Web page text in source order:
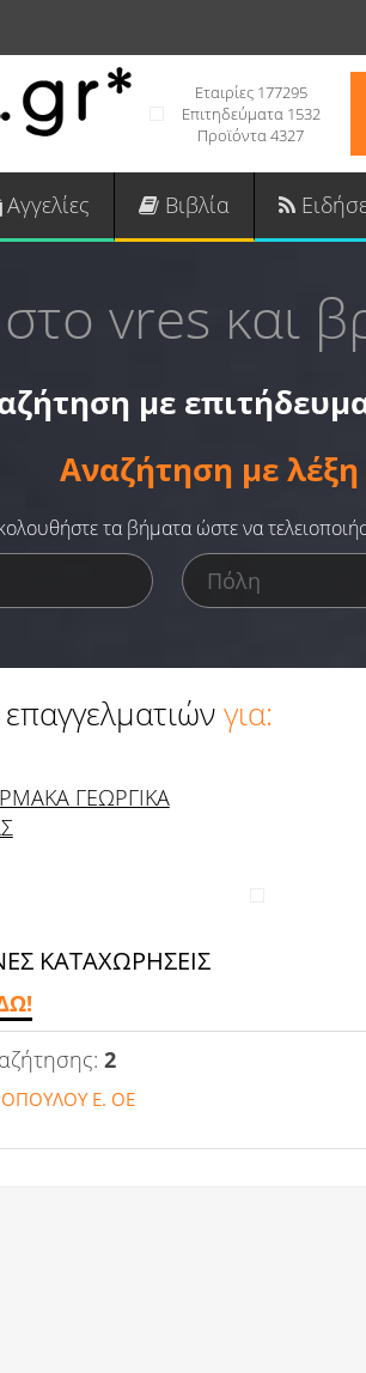
Εταιρίες 177295
Επιτηδεύματα 1532
Προϊόντα 4327
Αγγελίες Βιβλία
vres και
με
Αναζήτηση με λέξη
τα βήματα ώστε να
για:
ΓΕΩΡΓΙΚΑ
ΚΑΤΑΧΩΡΗΣΕΙΣ
2
Ε. ΟΕ